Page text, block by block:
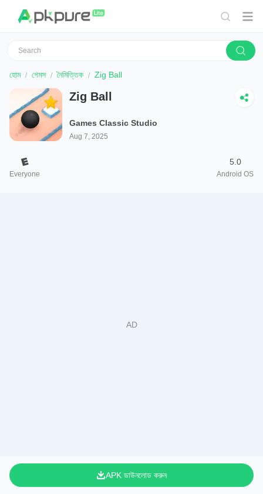
হোম গেমস নৈমিত্তিক Zig Ball
Zig Ball
Games Classic Studio
Aug 7, 2025
Everyone
5.0
Android OS
APK ডাউনলোড করুন